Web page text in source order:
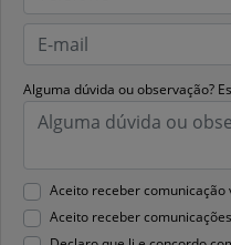
Alguma dúvida ou observação?
Aceito receber comunicação
Aceito receber